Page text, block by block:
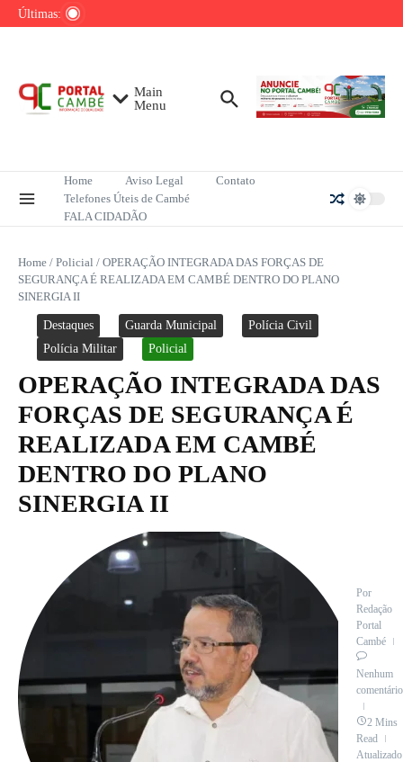
Ir para o conteúdo
Últimas:
Programa Orgulho do Meu Bairro oferece
violência doméstica
Main
Menu
Home Aviso Legal
Contato
Telefones Úteis de Cambé
FALA CIDADÃO
Home / Policial / OPERAÇÃO INTEGRADA DAS FORÇAS DE
SEGURANÇA É REALIZADA EM CAMBÉ DENTRO DO PLANO
SINERGIA II
Destaques Guarda Municipal
Polícia Civil
Polícia Militar
Policial
OPERAÇÃO INTEGRADA DAS
FORÇAS DE SEGURANÇA É
REALIZADA EM CAMBÉ
DENTRO DO PLANO
SINERGIA II
Por
Redação
Portal
Cambé
Nenhum
comentário
2 Mins
Read